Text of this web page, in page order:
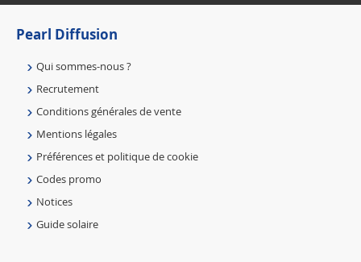
Pearl Diffusion
Qui sommes-nous ?
Recrutement
Conditions générales de vente
Mentions légales
Préférences et politique de cookie
Codes promo
Notices
Guide solaire